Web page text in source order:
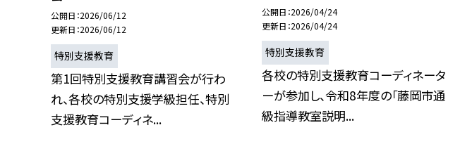
公開日 2026/06/12
更新日 2026/06/12
特別支援教育
第1回特別支援教育講習会が行わ
れ、各校の特別支援学級担任、特別
支援教育コーディネ...
公開日 2026/04/24
更新日 2026/04/24
特別支援教育
各校の特別支援教育コーディネータ
ーが参加し、令和8年度の「藤岡市通
級指導教室説明...